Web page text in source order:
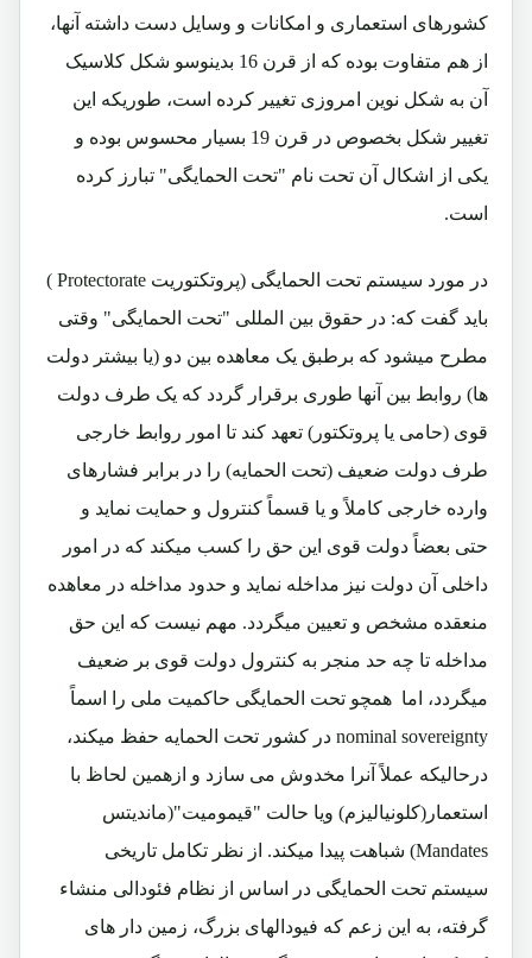
کشورهای استعماری و امکانات و وسایل دست داشته آنها،
از هم متفاوت بوده که از قرن 16 بدینوسو شکل کلاسیک
آن به شکل نوین امروزی تغییر کرده است، طوریکه این
تغییر شکل بخصوص در قرن 19 بسیار محسوس بوده و
یکی از اشکال آن تحت نام "تحت الحمایگی" تبارز کرده
است.
در مورد سیستم تحت الحمایگی (پروتکتوریت
)
باید گفت که: در حقوق بین المللی "تحت الحمایگی" وقتی
مطرح میشود که برطبق یک معاهده بین دو (یا بیشتر دولت
ها) روابط بین آنها طوری برقرار گردد که یک طرف دولت
قوی (حامی یا پروتکتور) تعهد کند تا امور روابط خارجی
طرف دولت ضعیف (تحت الحمایه) را در برابر فشارهای
وارده خارجی کاملاً و یا قسماً کنترول و حمایت نماید و
حتی بعضاً دولت قوی این حق را کسب میکند که در امور
داخلی آن دولت نیز مداخله نماید و حدود مداخله در معاهده
منعقده مشخص و تعیین میگردد. مهم نیست که این حق
مداخله تا چه حد منجر به کنترول دولت قوی بر ضعیف
میگردد، اما همچو تحت الحمایگی حاکمیت ملی را اسماً
nominal sovereignty در کشور تحت الحمایه حفظ میکند،
درحالیکه عملاً آنرا مخدوش می سازد و ازهمین لحاظ با
استعمار(کلونیالیزم) ویا حالت "قیمومیت"(ماندیتس
Mandates) شباهت پیدا میکند. از نظر تکامل تاریخی
سیستم تحت الحمایگی در اساس از نظام فئودالی منشاء
گرفته، به این زعم که فیودالهای بزرگ، زمین دار های